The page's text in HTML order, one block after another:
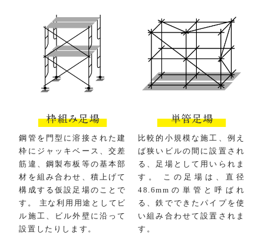
鋼管を門型に溶接された建
枠にジャッキベース、交差
筋違、鋼製布板等の基本部
材を組み合わせ、積上げて
構成する仮設足場のことで
す。 主な利用用途としてビ
ル施工、ビル外壁に沿って
設置したりします。
比較的小規模な施工、例え
ば狭いビルの間に設置され
る、足場として用いられま
す。 この足場は、直径
48.6mmの単管と呼ばれ
る、鉄でできたパイプを使
い組み合わせて設置されま
す。